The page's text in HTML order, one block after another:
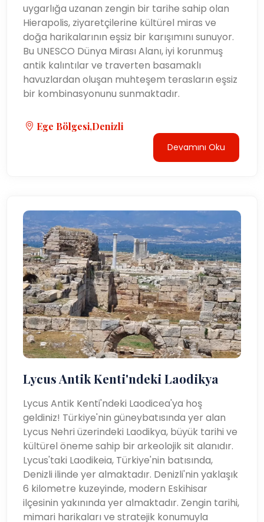
uygarlığa uzanan zengin bir tarihe sahip olan
Hierapolis, ziyaretçilerine kültürel miras ve
doğa harikalarının eşsiz bir karışımını sunuyor.
Bu UNESCO Dünya Mirası Alanı, iyi korunmuş
antik kalıntılar ve traverten basamaklı
havuzlardan oluşan muhteşem terasların eşsiz
bir kombinasyonunu sunmaktadır.
Ege Bölgesi,Denizli
Devamını Oku
Lycus Antik Kenti'ndeki Laodikya
Lycus Antik Kenti'ndeki Laodicea'ya hoş
geldiniz! Türkiye'nin güneybatısında yer alan
Lycus Nehri üzerindeki Laodikya, büyük tarihi ve
kültürel öneme sahip bir arkeolojik sit alanıdır.
Lycus'taki Laodikeia, Türkiye'nin batısında,
Denizli ilinde yer almaktadır. Denizli'nin yaklaşık
6 kilometre kuzeyinde, modern Eskihisar
ilçesinin yakınında yer almaktadır. Zengin tarihi,
mimari harikaları ve stratejik konumuyla